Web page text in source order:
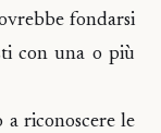
fondarsi
con una o più
a riconoscere le